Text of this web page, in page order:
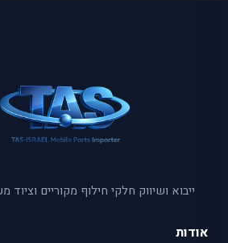
ייבוא ושיווק חלקי חילוף מקוריים וציוד
אודות